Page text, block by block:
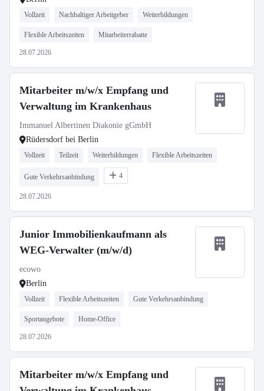
Vollzeit Nachhaltiger Arbeitgeber Weiterbildungen
Flexible Arbeitszeiten Mitarbeiterrabatte
28.07.2026
Mitarbeiter m/w/x Empfang und
Verwaltung im Krankenhaus
Immanuel Albertinen Diakonie gGmbH
Rüdersdorf bei Berlin
Vollzeit Teilzeit Weiterbildungen Flexible Arbeitszeiten
Gute Verkehrsanbindung 4
28.07.2026
Junior Immobilienkaufmann als
WEG-Verwalter (m/w/d)
ecowo
Berlin
Vollzeit Flexible Arbeitszeiten Gute Verkehrsanbindung
Sportangebote Home-Office
28.07.2026
Mitarbeiter m/w/x Empfang und